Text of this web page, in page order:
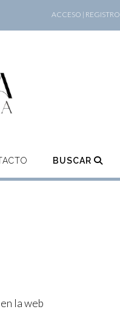
ACCESO | REGISTRO
BUSCAR
la web